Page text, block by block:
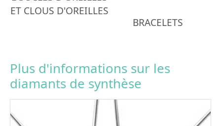
ET CLOUS D'OREILLES
BRACELETS
Plus d'informations sur les
diamants de synthèse